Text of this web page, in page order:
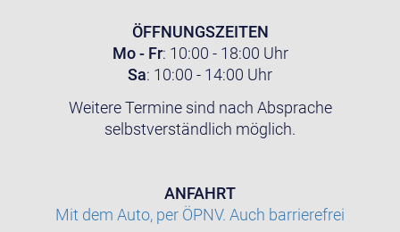
ÖFFNUNGSZEITEN
Mo - Fr: 10:00 - 18:00 Uhr
Sa: 10:00 - 14:00 Uhr
Weitere Termine sind nach Absprache
selbstverständlich möglich.
ANFAHRT
Mit dem Auto, per ÖPNV. Auch barrierefrei